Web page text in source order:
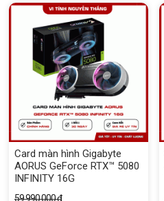
Card màn hình Gigabyte
AORUS GeForce RTX™ 5080
INFINITY 16G
59.990.000 đ